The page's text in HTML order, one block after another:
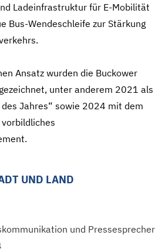
Ladeinfrastruktur für E‑Mobilität
Bus‑Wendeschleife zur Stärkung
Ansatz wurden die Buckower
unter anderem 2021 als
Jahres“ sowie 2024 mit dem
UND LAND
und Pressesprecher